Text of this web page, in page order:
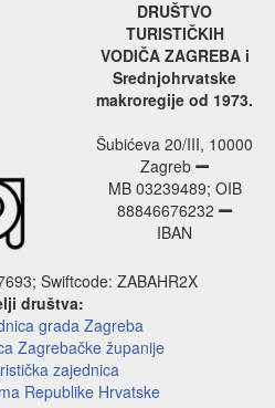
DRUŠTVO
TURISTIČKIH
VODIČA ZAGREBA i
Srednjohrvatske
makroregije od 1973.
Šubićeva 20/III, 10000
Zagreb
MB 03239489; OIB
88846676232
IBAN
Swiftcode: ZABAHR2X
društva:
grada Zagreba
Zagrebačke županije
zajednica
Republike Hrvatske